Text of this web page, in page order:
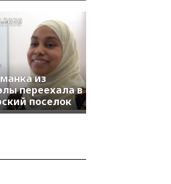
из
переехала в
поселок